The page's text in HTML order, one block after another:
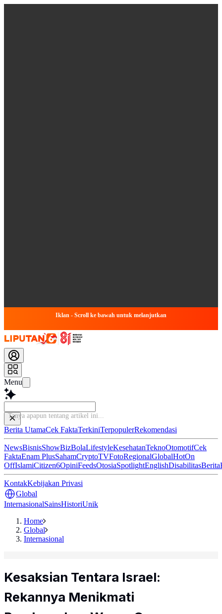
Iklan - Scroll ke bawah untuk melanjutkan
Menu
Ta
Berita UtamaCek FaktaTerkiniTerpopulerRekomendasi
NewsBisnisShowBizBolaLifestyleKesehatanTeknoOtomotifCek
FaktaEnam PlusSahamCryptoTVFotoRegionalGlobalHotOn
OffIslamiCitizen6OpiniFeedsOtosiaSpotlightEnglishDisabilitasBerita
KontakKebijakan Privasi
Global
InternasionalSainsHistoriUnik
Home
Global
Internasional
Kesaksian Tentara Israel:
Rekannya Menikmati